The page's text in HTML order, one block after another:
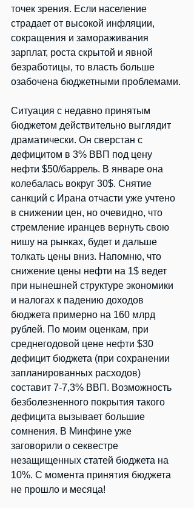
точек зрения. Если население
страдает от высокой инфляции,
сокращения и замораживания
зарплат, роста скрытой и явной
безработицы, то власть больше
озабочена бюджетными проблемами.
Ситуация с недавно принятым
бюджетом действительно выглядит
драматически. Он сверстан с
дефицитом в 3% ВВП под цену
нефти $50/баррель. В январе она
колебалась вокруг 30$. Снятие
санкций с Ирана отчасти уже учтено
в снижении цен, но очевидно, что
стремление иранцев вернуть свою
нишу на рынках, будет и дальше
толкать цены вниз. Напомню, что
снижение цены нефти на 1$ ведет
при нынешней структуре экономики
и налогах к падению доходов
бюджета примерно на 160 млрд
рублей. По моим оценкам, при
среднегодовой цене нефти $30
дефицит бюджета (при сохранении
запланированных расходов)
составит 7-7,3% ВВП. Возможность
безболезненного покрытия такого
дефицита вызывает большие
сомнения. В Минфине уже
заговорили о секвестре
незащищенных статей бюджета на
10%. С момента принятия бюджета
не прошло и месяца!